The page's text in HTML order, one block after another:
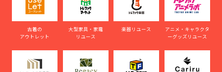
古着の
アウトレット
大型家具・家電
リユース
楽器リユース
アニメ・キャラクタ
ーグッズリユース